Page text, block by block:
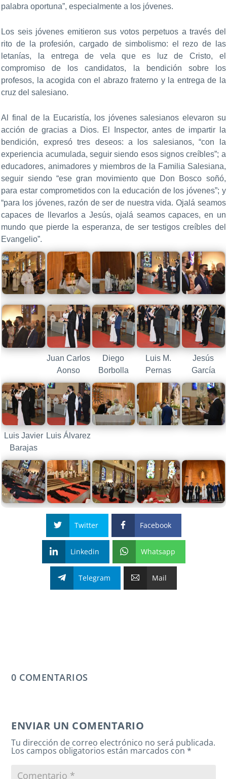
palabra oportuna”, especialmente a los jóvenes.
Los seis jóvenes emitieron sus votos perpetuos a través del
rito de la profesión, cargado de simbolismo: el rezo de las
letanías, la entrega de vela que es luz de Cristo, el
compromiso de los candidatos, la bendición sobre los
profesos, la acogida con el abrazo fraterno y la entrega de la
cruz del salesiano.
Al final de la Eucaristía, los jóvenes salesianos elevaron su
acción de gracias a Dios. El Inspector, antes de impartir la
bendición, expresó tres deseos: a los salesianos, “con la
experiencia acumulada, seguir siendo esos signos creíbles”; a
educadores, animadores y miembros de la Familia Salesiana,
seguir siendo “ese gran movimiento que Don Bosco soñó,
para estar comprometidos con la educación de los jóvenes”; y
“para los jóvenes, razón de ser de nuestra vida. Ojalá seamos
capaces de llevarlos a Jesús, ojalá seamos capaces, en un
mundo que pierde la esperanza, de ser testigos creíbles del
Evangelio”.
Juan Carlos
Aonso
Diego
Borbolla
Luis M.
Pernas
Jesús
García
Luis Javier
Barajas
Luis Álvarez
Twitter Facebook
Linkedin Whatsapp
Telegram Mail
0 COMENTARIOS
ENVIAR UN COMENTARIO
Tu dirección de correo electrónico no será publicada.
Los campos obligatorios están marcados con*